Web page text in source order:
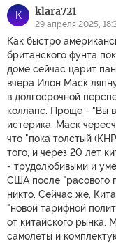
K klara721
29 апреля 2025,
Как быстро
британского фунта
доме сейчас царит
вчера Илон Маск
в долгосрочной
коллапс. Проще - "Вы
истерика. Маск
что "пока толстый
того, и через 20 лет
- трудолюбивыми и
США после "расового
никто. Сейчас же,
"новой тарифной
от китайского рынка.
самолеты и